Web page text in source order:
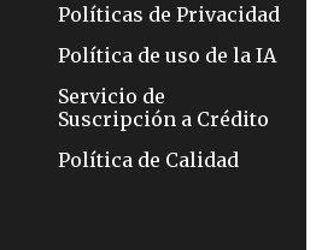
Políticas de Privacidad
Política de uso de la IA
Servicio de
Suscripción a Crédito
Política de Calidad